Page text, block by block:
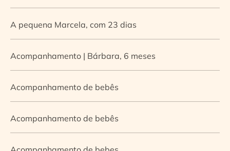
A pequena Marcela, com 23 dias
Acompanhamento | Bárbara, 6 meses
Acompanhamento de bebês
Acompanhamento de bebês